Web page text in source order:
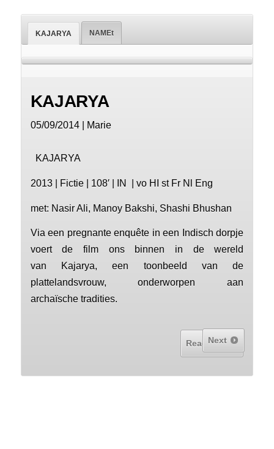
KAJARYA NAMEt
KAJARYA
05/09/2014 | Marie
KAJARYA
2013 | Fictie | 108′ | IN | vo HI st Fr Nl Eng
met: Nasir Ali, Manoy Bakshi, Shashi Bhushan
Via een pregnante enquête in een Indisch dorpje
voert de film ons binnen in de wereld
van Kajarya, een toonbeeld van de
plattelandsvrouw, onderworpen aan
archaïsche tradities.
Read More...
Next